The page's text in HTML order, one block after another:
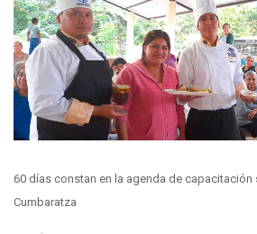
60 días constan en la agenda de
Cumbaratza